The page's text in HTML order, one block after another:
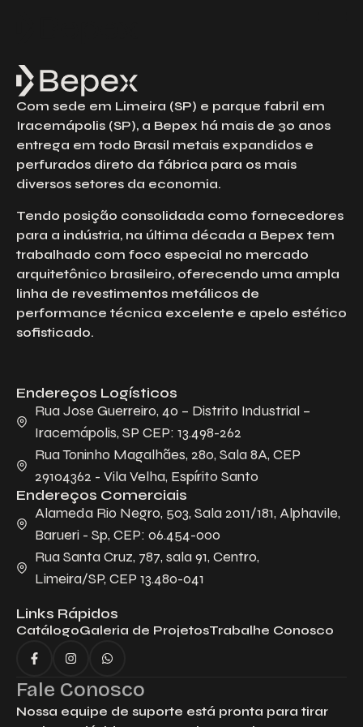
Com sede em Limeira (SP) e parque fabril em
Iracemápolis (SP), a Bepex há mais de 30 anos
entrega em todo Brasil metais expandidos e
perfurados direto da fábrica para os mais
diversos setores da economia.
Tendo posição consolidada como fornecedores
para a indústria, na última década a Bepex tem
trabalhado com foco especial no mercado
arquitetônico brasileiro, oferecendo uma ampla
linha de revestimentos metálicos de
performance técnica excelente e apelo estético
sofisticado.
Endereços Logísticos
Rua Jose Guerreiro, 40 – Distrito Industrial –
Iracemápolis, SP CEP: 13.498-262
Rua Toninho Magalhães, 280, Sala 8A, CEP
29104362 - Vila Velha, Espírito Santo
Endereços Comerciais
Alameda Rio Negro, 503, Sala 2011/181, Alphavile,
Barueri - Sp, CEP: 06.454-000
Rua Santa Cruz, 787, sala 91, Centro,
Limeira/SP, CEP 13.480-041
Links Rápidos
CatálogoGaleria de ProjetosTrabalhe Conosco
Fale Conosco
Nossa equipe de suporte está pronta para tirar
Preencha o formulário abaixo para solicitar
um orçamento. Nossa equipe está à
disposição para esclarecer suas dúvidas e
atender às suas solicitações com agilidade
e excelência.
Nome
Email
Telefone
Empresa
Descreva aqui seu projeto e necessidade
que nós iremos avaliar e propor a melhor
solução.
Aceito receber emails da Bepex.